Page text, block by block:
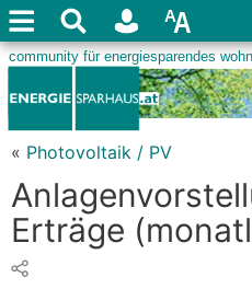
« Photovoltaik / PV
Erträge